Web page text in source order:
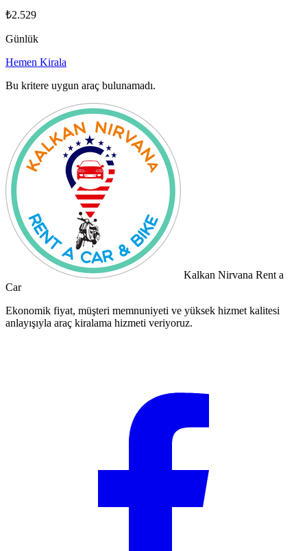
₺2.529
Günlük
Hemen Kirala
Bu kritere uygun araç bulunamadı.
Kalkan Nirvana Rent a
Car
Ekonomik fiyat, müşteri memnuniyeti ve yüksek hizmet kalitesi
anlayışıyla araç kiralama hizmeti veriyoruz.